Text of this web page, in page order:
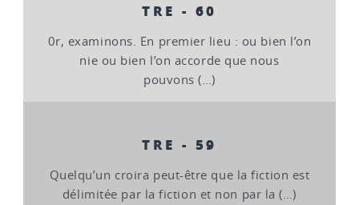
TRE - 60
0r, examinons. En premier lieu : ou bien l’on
nie ou bien l’on accorde que nous
pouvons (…)
TRE - 59
Quelqu’un croira peut-être que la fiction est
délimitée par la fiction et non par la (…)